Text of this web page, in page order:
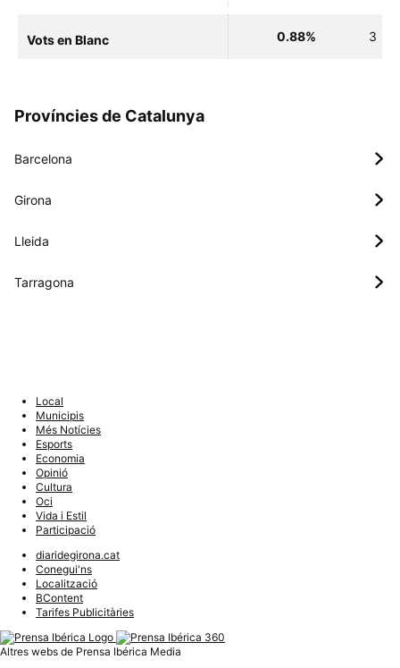
Vots en Blanc 0.88% 3
Províncies de Catalunya
Barcelona
Girona
Lleida
Tarragona
Local
Municipis
Més Notícies
Esports
Economia
Opinió
Cultura
Oci
Vida i Estil
Participació
diaridegirona.cat
Conegui'ns
Localització
BContent
Tarifes Publicitàries
Altres webs de Prensa Ibérica Media